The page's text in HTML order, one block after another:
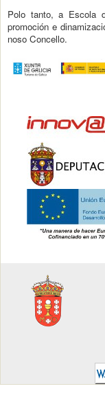
Polo tanto, a Escola
promoción e
noso Concello.